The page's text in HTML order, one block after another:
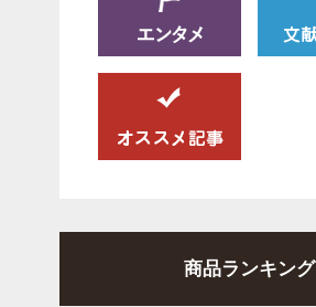
商品ランキング